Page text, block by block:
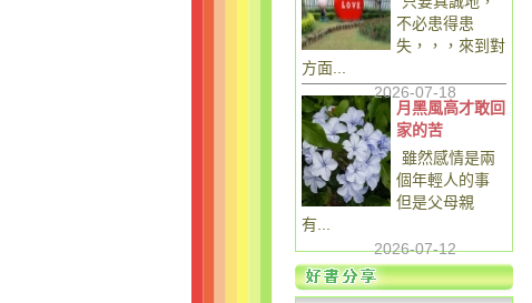
不必患得患
失，，，來到對
方面...
2026-07-18
月黑風高才敢回
家的苦
雖然感情是兩
個年輕人的事
但是父母親
有...
2026-07-12